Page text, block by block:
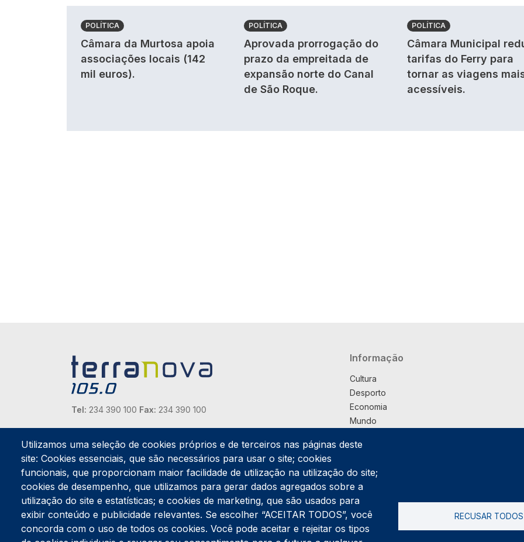
POLÍTICA
Câmara da Murtosa apoia
associações locais (142
mil euros).
POLÍTICA
Aprovada prorrogação do
prazo da empreitada de
expansão norte do Canal
de São Roque.
POLÍTICA
Câmara Municipal
tarifas do Ferry para
tornar as viagens
acessíveis.
Tel: 234 390 100 Fax: 234 390 100
Endereço Postal
Apartado 42
Rua Gil Eanes 31
3834-908 Gafanha da Nazaré
Estúdios
Rua Prior Guerra
Edifício do Centro Cultural da Gafanha da Nazaré
3830-556 Gafanha da Nazaré
Navegação principal
Informação
Cultura
Desporto
Economia
Mundo
País
Praça
Pub
Saúde
Sociedade
Utilizamos uma seleção de cookies próprios e de terceiros nas páginas deste
site: Cookies essenciais, que são necessários para usar o site; cookies
funcionais, que proporcionam maior facilidade de utilização na utilização do site;
cookies de desempenho, que utilizamos para gerar dados agregados sobre a
utilização do site e estatísticas; e cookies de marketing, que são usados para
exibir conteúdo e publicidade relevantes. Se escolher “ACEITAR TODOS”, você
concorda com o uso de todos os cookies. Você pode aceitar e rejeitar os tipos
RECUSAR TODOS